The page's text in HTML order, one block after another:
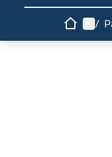
Home /